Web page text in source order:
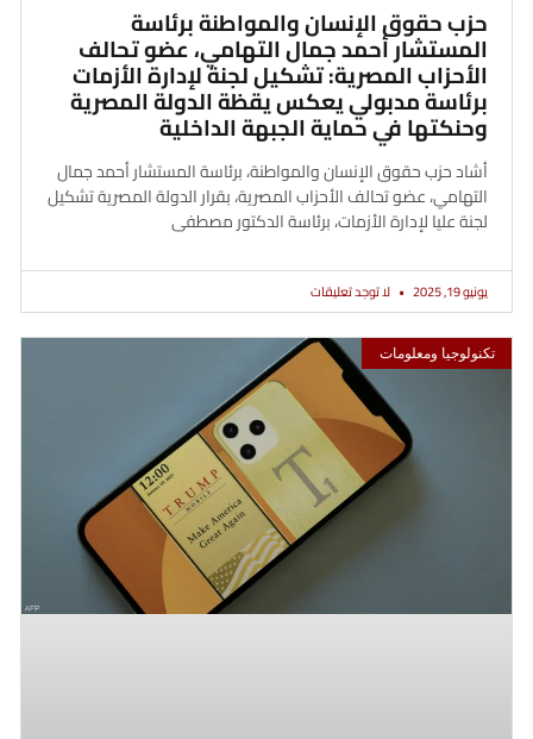
حزب حقوق الإنسان والمواطنة برئاسة
المستشار أحمد جمال التهامي، عضو تحالف
الأحزاب المصرية: تشكيل لجنة لإدارة الأزمات
برئاسة مدبولي يعكس يقظة الدولة المصرية
وحنكتها في حماية الجبهة الداخلية
أشاد حزب حقوق الإنسان والمواطنة، برئاسة المستشار أحمد جمال
التهامي، عضو تحالف الأحزاب المصرية، بقرار الدولة المصرية تشكيل
لجنة عليا لإدارة الأزمات، برئاسة الدكتور مصطفى
يونيو 19, 2025 لا توجد تعليقات
تكنولوجيا ومعلومات